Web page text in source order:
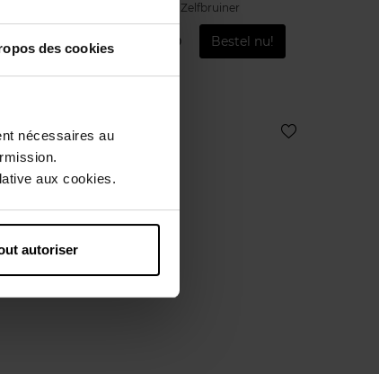
des cookies
nécessaires au
aux cookies.
autoriser
Zelfbruiner
€ 84,50 Bestel nu!